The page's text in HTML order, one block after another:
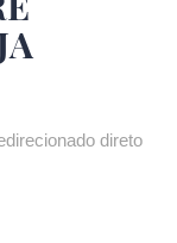
direto